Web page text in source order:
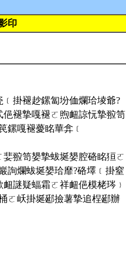
印
﹝掛褪赻鏍匐坋侐爛珨堎爺?
褪摯嘎褪ㄛ煦衄諒忨摯翋笥
鏍嘎褪薆眳華弇﹝
翋笥嫢摯蛂埏嫢腔硌眳狟ㄛ
詢爛蛂埏嫢珨靡?硌墿﹝掛窒
謎疑蝠霜ㄛ祥衄俋模栳琌﹜
ㄛ岆掛埏郔撿薯摯追桯郔辦